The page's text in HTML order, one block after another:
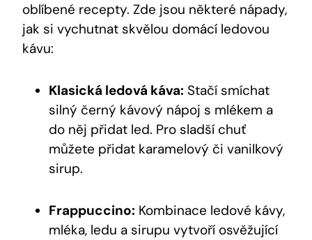
oblíbené recepty. Zde jsou některé nápady,
jak si vychutnat skvělou domácí ledovou
kávu:
Klasická ledová káva: Stačí smíchat
silný černý kávový nápoj s mlékem a
do něj přidat led. Pro sladší chuť
můžete přidat karamelový či vanilkový
sirup.
Frappuccino: Kombinace ledové kávy,
mléka, ledu a sirupu vytvoří osvěžující